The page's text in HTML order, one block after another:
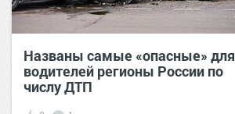
Названы самые «опасные» для
водителей регионы России по
числу ДТП